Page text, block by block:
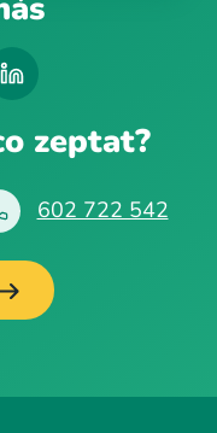
zeptat?
602 722 542